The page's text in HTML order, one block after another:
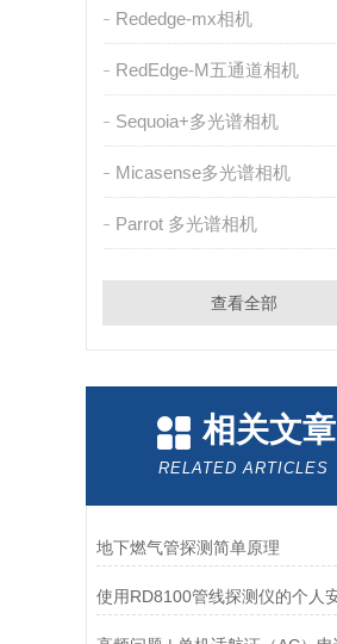
Rededge-mx相机
RedEdge-M五通道相机
Sequoia+多光谱相机
Micasense多光谱相机
Parrot 多光谱相机
查看全部
相关文章
RELATED ARTICLES
地下燃气管探测简单原理